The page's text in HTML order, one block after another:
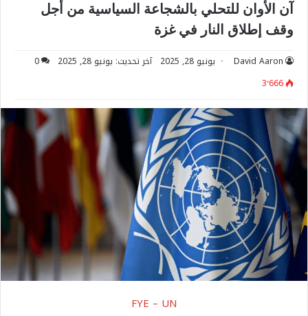
آن الأوان للتحلي بالشجاعة السياسية من أجل
وقف إطلاق النار في غزة
David Aaron يونيو 28, 2025 آخر تحديث: يونيو 28, 2025
0
3٬666
FYE – UN